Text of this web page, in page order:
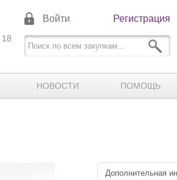
18
Войти Регистрация
НОВОСТИ ПОМОЩЬ
Дополнительная